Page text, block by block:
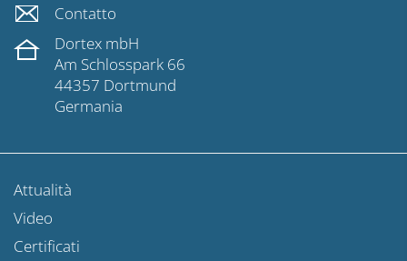
Contatto
Dortex mbH
Am Schlosspark 66
44357 Dortmund
Germania
Attualità
Video
Certificati